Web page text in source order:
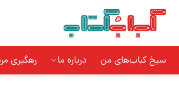
سیخ کباب‌های من درباره ما رهگیری